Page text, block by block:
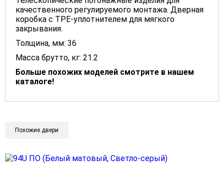
качественного регулируемого монтажа. Дверная
коробка с TPE-уплотнителем для мягкого
закрывания.
Толщина, мм: 36
Масса брутто, кг: 21.2
Больше похожих моделей смотрите в нашем
каталоге!
Похожие двери